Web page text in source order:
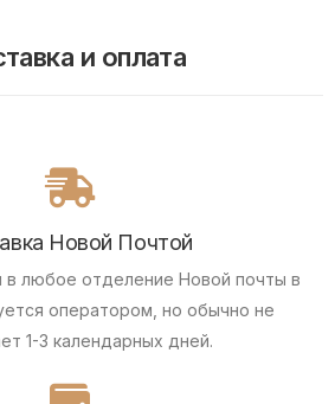
и оплата
Новой Почтой
в любое отделение Новой почты в
оператором, но обычно не
1-3 календарных дней.